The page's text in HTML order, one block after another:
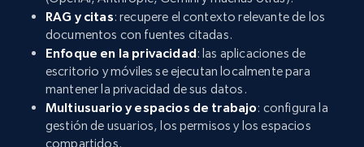
RAG y citas: recupere el contexto relevante de los
documentos con fuentes citadas.
Enfoque en la privacidad: las aplicaciones de
escritorio y móviles se ejecutan localmente para
mantener la privacidad de sus datos.
Multiusuario y espacios de trabajo: configura la
gestión de usuarios, los permisos y los espacios
compartidos.